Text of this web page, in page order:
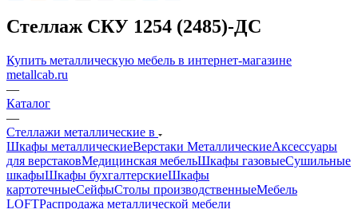
Стеллаж СКУ 1254 (2485)-ДС
Купить металлическую мебель в интернет-магазине
metallcab.ru
—
Каталог
—
Стеллажи металлические в
Шкафы металлическиеВерстаки МеталлическиеАксессуары
для верстаковМедицинская мебельШкафы газовыеСушильные
шкафыШкафы бухгалтерскиеШкафы
картотечныеСейфыСтолы производственныеМебель
LOFTРаспродажа металлической мебели